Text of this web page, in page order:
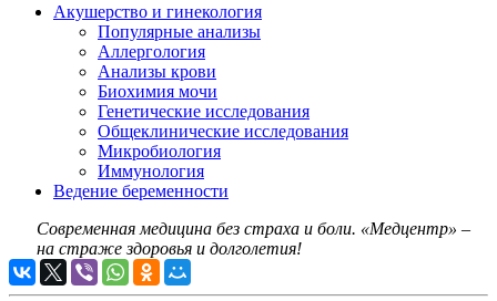
Акушерство и гинекология
Популярные анализы
Аллергология
Анализы крови
Биохимия мочи
Генетические исследования
Общеклинические исследования
Микробиология
Иммунология
Ведение беременности
Современная медицина без страха и боли. «Медцентр» –
на страже здоровья и долголетия!